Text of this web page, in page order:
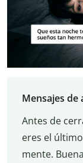
Mensajes de
Antes de
eres el
mente.